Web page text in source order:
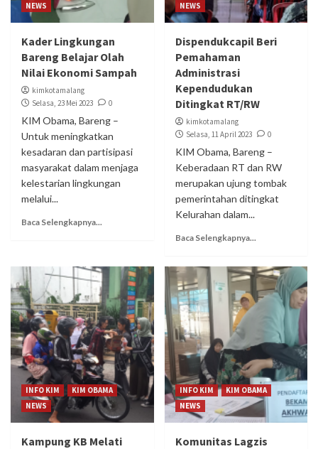
NEWS
Kader Lingkungan
Bareng Belajar Olah
Nilai Ekonomi Sampah
kimkotamalang
Selasa, 23 Mei 2023
0
KIM Obama, Bareng –
Untuk meningkatkan
kesadaran dan partisipasi
masyarakat dalam menjaga
kelestarian lingkungan
melalui...
Baca Selengkapnya...
NEWS
Dispendukcapil Beri
Pemahaman
Administrasi
Kependudukan
Ditingkat RT/RW
kimkotamalang
Selasa, 11 April 2023
0
KIM Obama, Bareng –
Keberadaan RT dan RW
merupakan ujung tombak
pemerintahan ditingkat
Kelurahan dalam...
Baca Selengkapnya...
INFO KIM
KIM OBAMA
NEWS
Kampung KB Melati
INFO KIM
KIM OBAMA
NEWS
Komunitas Lagzis